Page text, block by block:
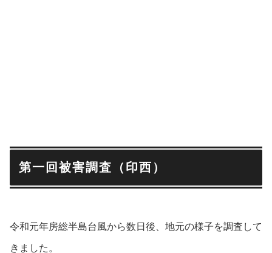
第一回被害調査（印西）
令和元年房総半島台風から数日後、地元の様子を調査して
きました。